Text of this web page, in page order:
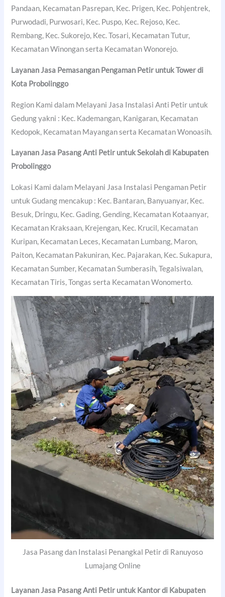
Pandaan, Kecamatan Pasrepan, Kec. Prigen, Kec. Pohjentrek,
Purwodadi, Purwosari, Kec. Puspo, Kec. Rejoso, Kec.
Rembang, Kec. Sukorejo, Kec. Tosari, Kecamatan Tutur,
Kecamatan Winongan serta Kecamatan Wonorejo.
Layanan Jasa Pemasangan Pengaman Petir untuk Tower di
Kota Probolinggo
Region Kami dalam Melayani Jasa Instalasi Anti Petir untuk
Gedung yakni : Kec. Kademangan, Kanigaran, Kecamatan
Kedopok, Kecamatan Mayangan serta Kecamatan Wonoasih.
Layanan Jasa Pasang Anti Petir untuk Sekolah di Kabupaten
Probolinggo
Lokasi Kami dalam Melayani Jasa Instalasi Pengaman Petir
untuk Gudang mencakup : Kec. Bantaran, Banyuanyar, Kec.
Besuk, Dringu, Kec. Gading, Gending, Kecamatan Kotaanyar,
Kecamatan Kraksaan, Krejengan, Kec. Krucil, Kecamatan
Kuripan, Kecamatan Leces, Kecamatan Lumbang, Maron,
Paiton, Kecamatan Pakuniran, Kec. Pajarakan, Kec. Sukapura,
Kecamatan Sumber, Kecamatan Sumberasih, Tegalsiwalan,
Kecamatan Tiris, Tongas serta Kecamatan Wonomerto.
Jasa Pasang dan Instalasi Penangkal Petir di Ranuyoso
Lumajang Online
Layanan Jasa Pasang Anti Petir untuk Kantor di Kabupaten